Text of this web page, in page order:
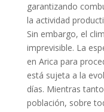
garantizando
la actividad
Sin embargo, el
imprevisible. La
en Arica para
está sujeta a la
días. Mientras
población, sobre